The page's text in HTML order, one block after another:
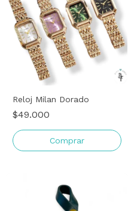
Reloj Milan Dorado
$49.000
Comprar